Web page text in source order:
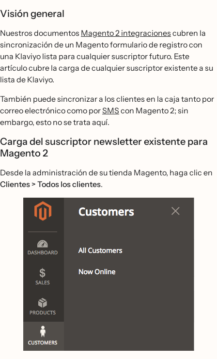
Visión general
Nuestros documentos Magento 2 integraciones cubren la
sincronización de un Magento formulario de registro con
una Klaviyo lista para cualquier suscriptor futuro. Este
artículo cubre la carga de cualquier suscriptor existente a su
lista de Klaviyo.
También puede sincronizar a los clientes en la caja tanto por
correo electrónico como porSMS con Magento 2; sin
embargo, esto no se trata aquí.
Carga del suscriptor newsletter existente para
Magento 2
Desde la administración de su tienda Magento, haga clic en
Clientes > Todos los clientes.